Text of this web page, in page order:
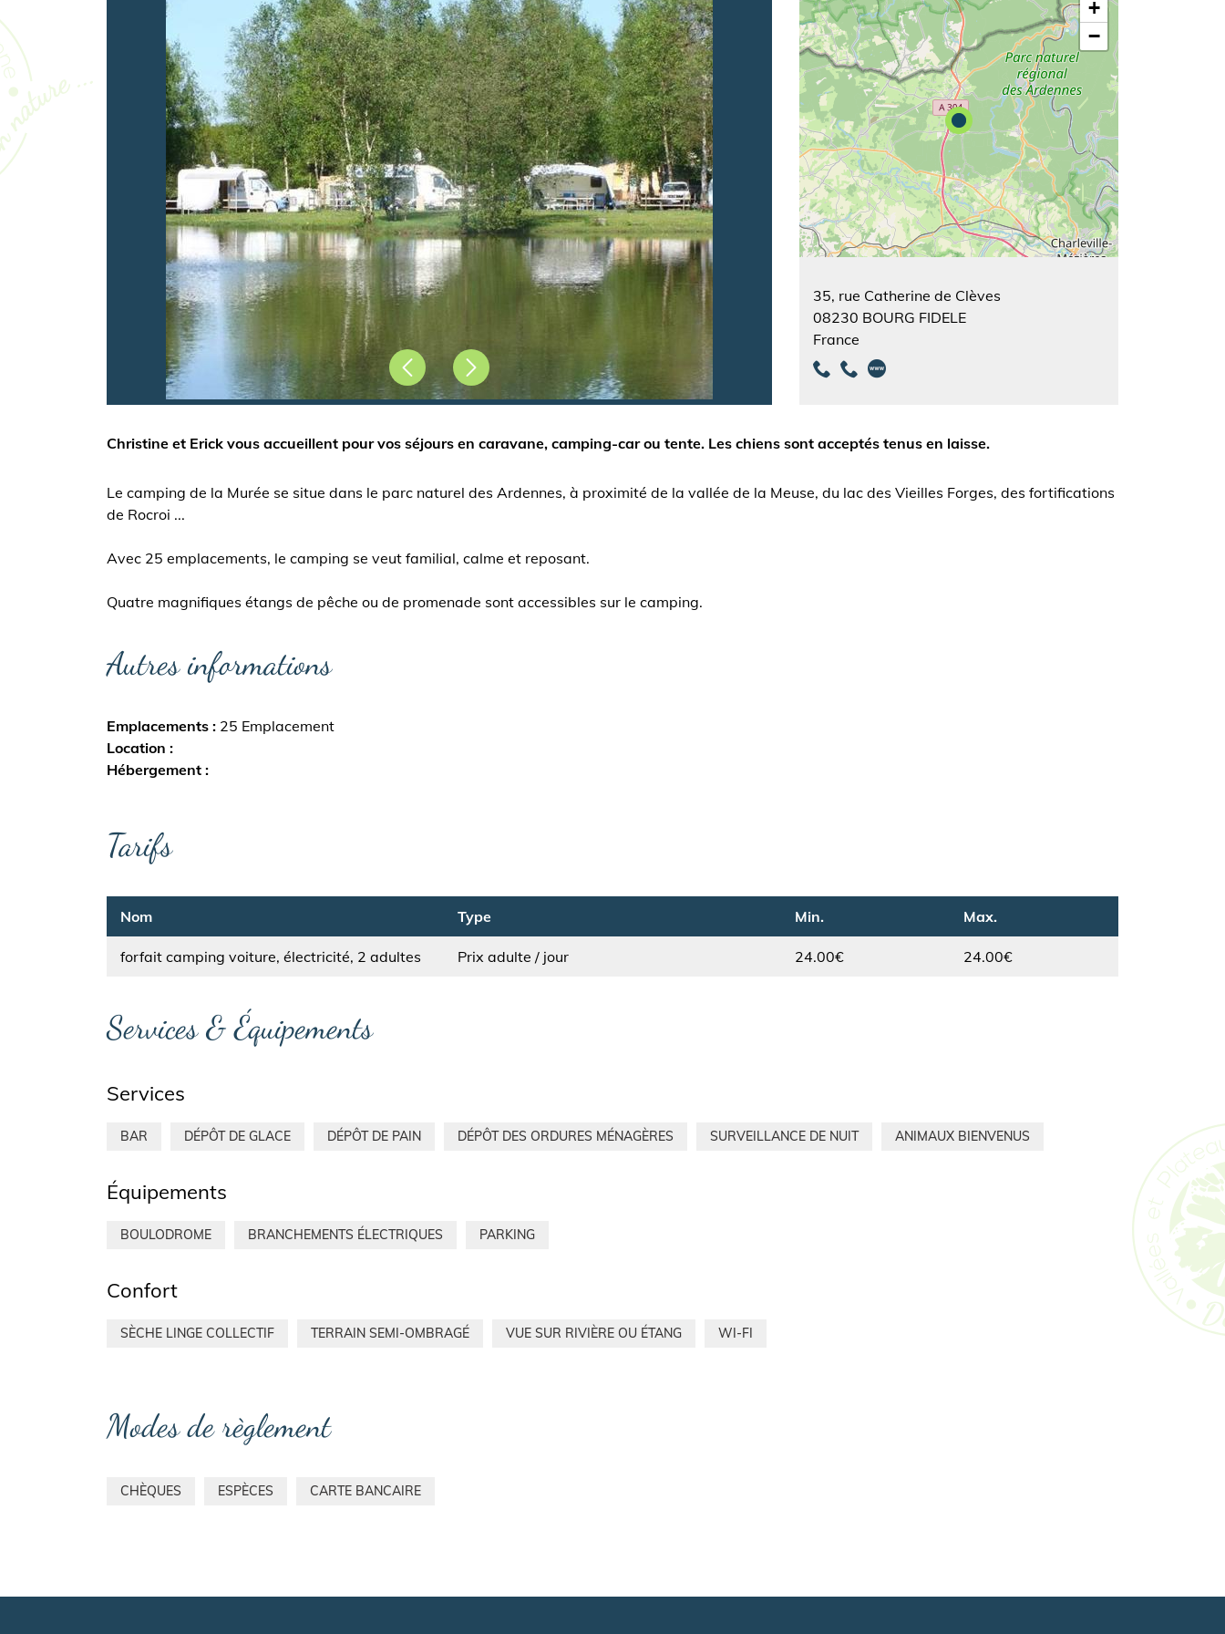
PrécédentSuivant
+
−
35, rue Catherine de Clèves
08230 BOURG FIDELE
France
Christine et Erick vous accueillent pour vos séjours en caravane, camping-car ou tente. Les chiens sont acceptés tenus en laisse.
Le camping de la Murée se situe dans le parc naturel des Ardennes, à proximité de la vallée de la Meuse, du lac des Vieilles Forges, des fortifications
de Rocroi ...
Avec 25 emplacements, le camping se veut familial, calme et reposant.
Quatre magnifiques étangs de pêche ou de promenade sont accessibles sur le camping.
Autres informations
Emplacements
25 Emplacement
Location
Hébergement
Tarifs
Nom
forfait camping voiture, électricité, 2 adultes
Type
Prix adulte / jour
Min.
24.00€
Max.
24.00€
Services & Équipements
Services
BAR DÉPÔT DE GLACE DÉPÔT DE PAIN DÉPÔT DES ORDURES MÉNAGÈRES SURVEILLANCE DE NUIT ANIMAUX BIENVENUS
Équipements
BOULODROME BRANCHEMENTS ÉLECTRIQUES PARKING
Confort
SÈCHE LINGE COLLECTIF TERRAIN SEMI-OMBRAGÉ VUE SUR RIVIÈRE OU ÉTANG WI-FI
Modes de règlement
CHÈQUES ESPÈCES CARTE BANCAIRE